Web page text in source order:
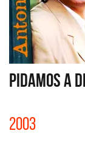
PIDAMOS A
2003